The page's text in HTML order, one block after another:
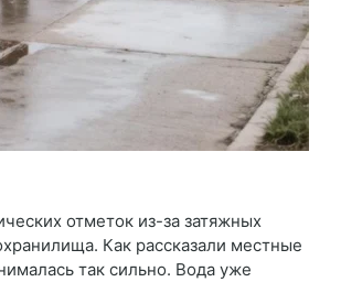
отметок из-за затяжных
Как рассказали местные
так сильно. Вода уже